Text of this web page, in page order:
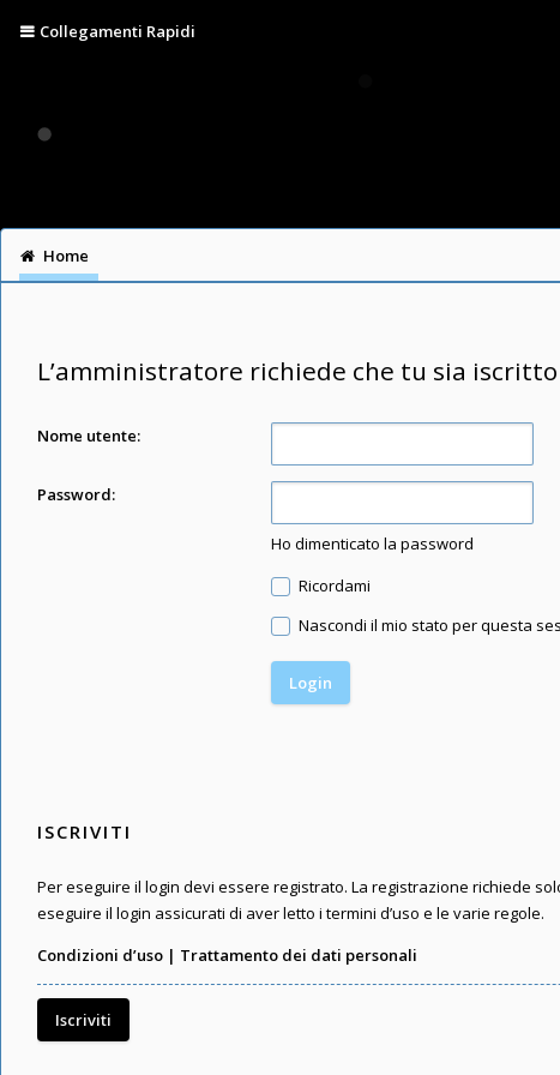
Collegamenti Rapidi
Home
L’amministratore richiede che tu sia
Nome utente:
Password:
Ho dimenticato la password
Ricordami
Nascondi il mio stato per questa
ISCRIVITI
Per eseguire il login devi essere registrato. La registrazione richiede
eseguire il login assicurati di aver letto i termini d’uso e le varie regole.
Condizioni d’uso | Trattamento dei dati personali
Iscriviti